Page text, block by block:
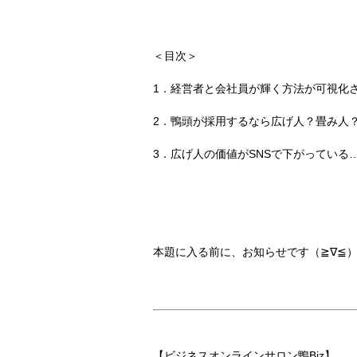
＜目次＞
1．経営者と会社員が輝く方法が可視化
2．鴨頭が採用するなら広げ人？畳み人？
3．広げ人の価値がSNSで下がっている
本題に入る前に、お知らせです（≧∇≦